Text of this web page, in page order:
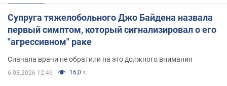
Супруга тяжелобольного Джо Байдена назвала
первый симптом, который сигнализировал о его
"агрессивном" раке
Сначала врачи не обратили на это должного внимания
6.08.2026 12:46 16,0 т.